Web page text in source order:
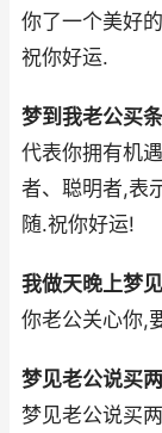
你了一个美好
祝你好运.
梦到我老公买
代表你拥有机
者、聪明者,表
随.祝你好运!
我做天晚上梦
你老公关心你,
梦见老公说买
梦见老公说买